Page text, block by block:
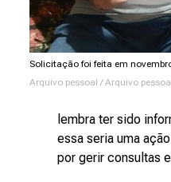
Solicitação foi feita em
Arquivo pessoal / Arquivo
lembra ter sido
essa seria uma
por gerir consultas